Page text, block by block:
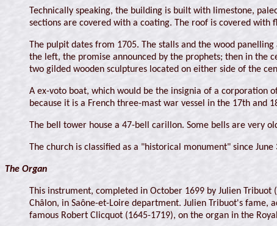
Technically speaking, the building is built with limestone,
sections are covered with a coating. The roof is covered with
The pulpit dates from 1705. The stalls and the wood
the left, the promise announced by the prophets; then in the
two gilded wooden sculptures located on either side of the
A ex-voto boat, which would be the insignia of a corporation
because it is a French three-mast war vessel in the 17th and
The bell tower house a 47-bell carillon. Some bells are very
The church is classified as a "historical monument" since June
The Organ
This instrument, completed in October 1699 by Julien
Châlon, in Saône-et-Loire department. Julien Tribuot's
famous Robert Clicquot (1645-1719), on the organ in the